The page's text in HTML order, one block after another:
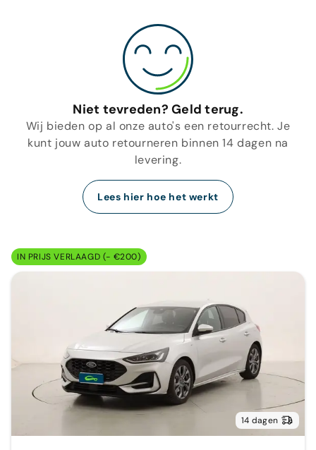
Niet tevreden? Geld terug.
Wij bieden op al onze auto's een retourrecht. Je
kunt jouw auto retourneren binnen 14 dagen na
levering.
Lees hier hoe het werkt
IN PRIJS VERLAAGD (- €200)
14 dagen